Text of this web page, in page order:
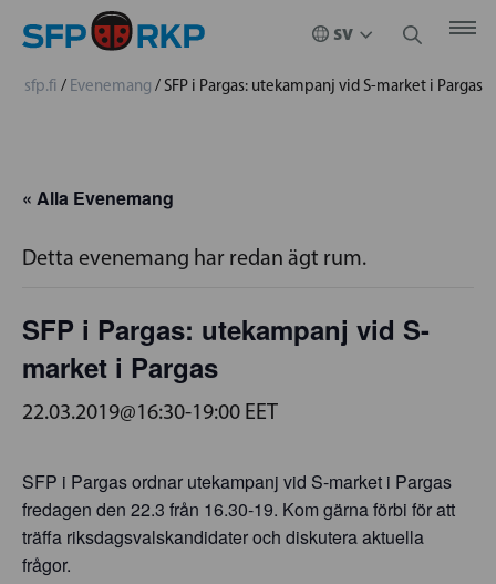
sfp.fi / Evenemang / SFP i Pargas: utekampanj vid S-market i Pargas
« Alla Evenemang
Detta evenemang har redan ägt rum.
SFP i Pargas: utekampanj vid S-
market i Pargas
22.03.2019@16:30-19:00 EET
SFP i Pargas ordnar utekampanj vid S-market i Pargas
fredagen den 22.3 från 16.30-19. Kom gärna förbi för att
träffa riksdagsvalskandidater och diskutera aktuella
frågor.